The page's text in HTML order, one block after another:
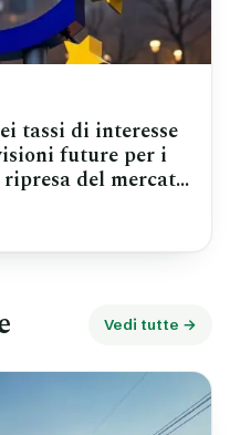
tassi di interesse
future per i
del mercato
Vedi tutte →